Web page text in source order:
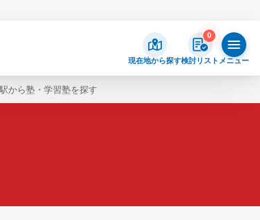
現在地から探す
0
検討リスト メニュー
から塾・学習塾を探す